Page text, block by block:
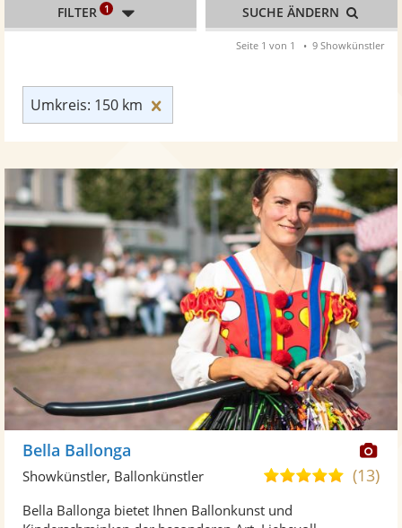
Umkreis: 150 km
FILTER 1 SUCHE ÄNDERN
Seite 1 von 1 9 Showkünstler
Bella Ballonga
4,9(13)
Showkünstler, Ballonkünstler
Bella Ballonga bietet Ihnen Ballonkunst und